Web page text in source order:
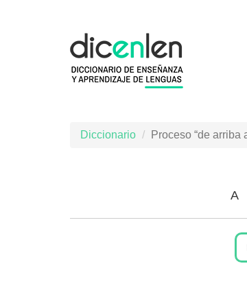
Diccionario Proceso “de arriba
A